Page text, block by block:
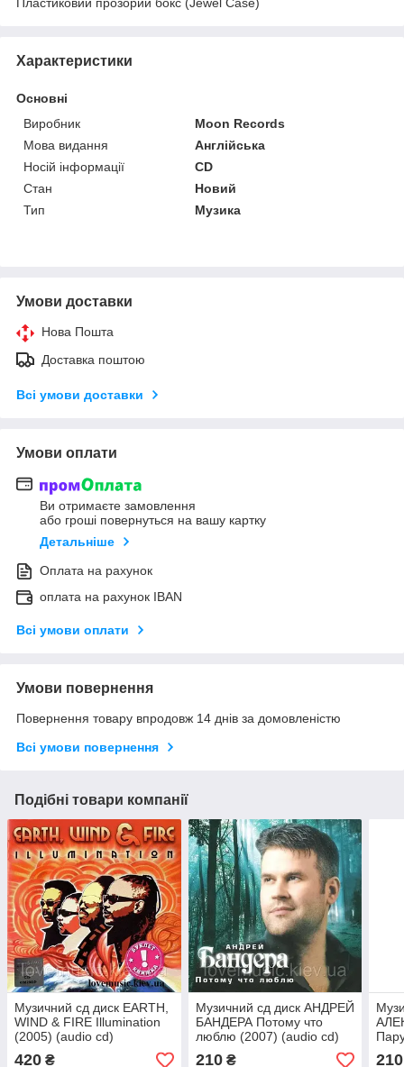
Пластиковий прозорий бокс (Jewel Case)
Характеристики
Основні
Виробник
Moon Records
Мова видання
Англійська
Носій інформації
CD
Стан
Новий
Тип
Музика
Умови доставки
Нова Пошта
Доставка поштою
Всі умови доставки
Умови оплати
Ви отримаєте замовлення
або гроші повернуться на вашу картку
Детальніше
Оплата на рахунок
оплата на рахунок IBAN
Всі умови оплати
Умови повернення
Повернення товару впродовж 14 днів за домовленістю
Всі умови повернення
Подібні товари компанії
Музичний сд диск EARTH,
WIND & FIRE Illumination
(2005) (audio cd)
420 ₴
Музичний сд диск АНДРЕЙ
БАНДЕРА Потому что
люблю (2007) (audio cd)
210₴ 210